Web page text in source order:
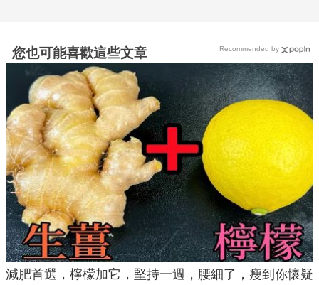
您也可能喜歡這些文章
減肥首選，檸檬加它，堅持一週，腰細了，瘦到你懷疑
Recommended by